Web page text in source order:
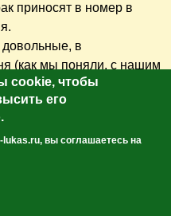
приносят в номер в
в
(как мы поняли, с нашим
отправились
Расстояние от
были вопросы о
положении.
замужние и с детьми,
cookie, чтобы
его
вы соглашаетесь на